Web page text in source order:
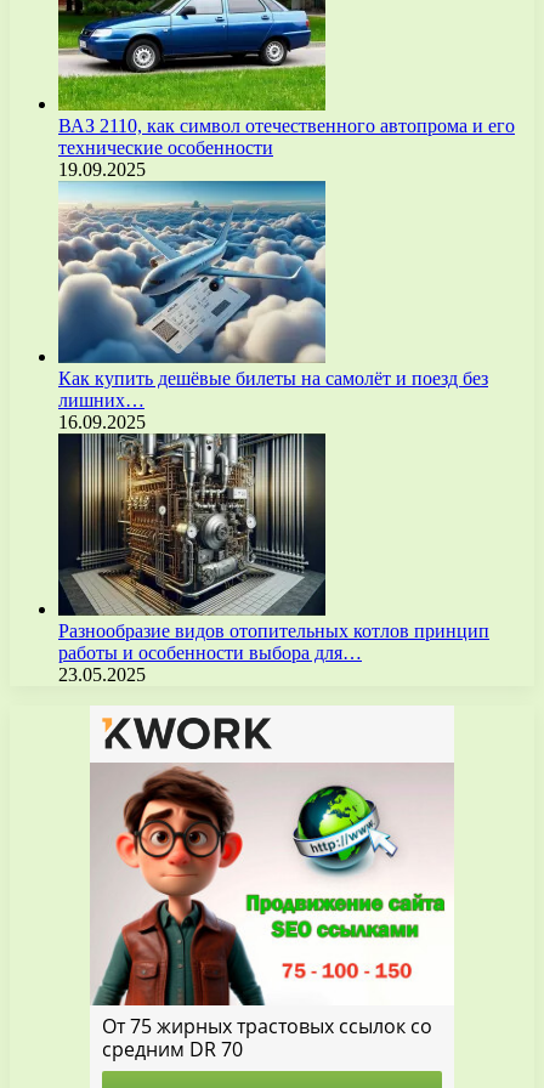
ВАЗ 2110, как символ отечественного автопрома и его
технические особенности
19.09.2025
Как купить дешёвые билеты на самолёт и поезд без
лишних…
16.09.2025
Разнообразие видов отопительных котлов принцип
работы и особенности выбора для…
23.05.2025